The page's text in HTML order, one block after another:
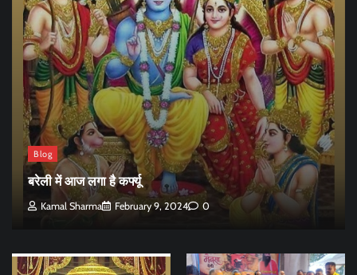
Blog
बरेली में आज लगा है कर्फ्यू
Kamal Sharma February 9, 2024 0